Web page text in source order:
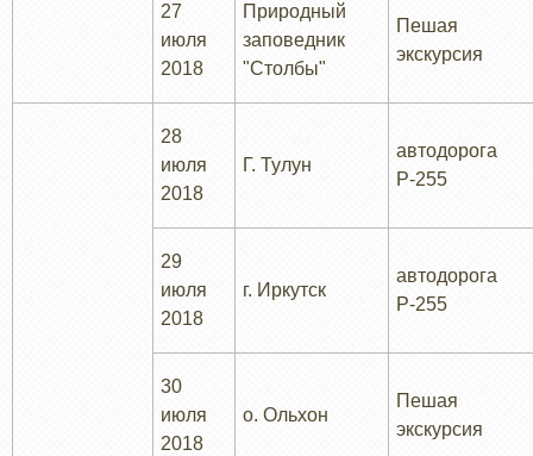
27
июля
2018
Природный
заповедник
"Столбы"
Пешая
экскурсия
28
июля
2018
Г. Тулун
автодорога
Р-255
29
июля
2018
г. Иркутск
автодорога
Р-255
30
июля
2018
о. Ольхон
Пешая
экскурсия